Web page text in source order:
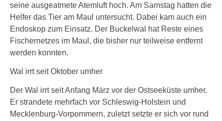
seine ausgeatmete Atemluft hoch. Am Samstag hatten die
Helfer das Tier am Maul untersucht. Dabei kam auch ein
Endoskop zum Einsatz. Der Buckelwal hat Reste eines
Fischernetzes im Maul, die bisher nur teilweise entfernt
werden konnten.
Wal irrt seit Oktober umher
Der Wal irrt seit Anfang März vor der Ostseeküste umher.
Er strandete mehrfach vor Schleswig-Holstein und
Mecklenburg-Vorpommern, zuletzt setzte er sich vor rund